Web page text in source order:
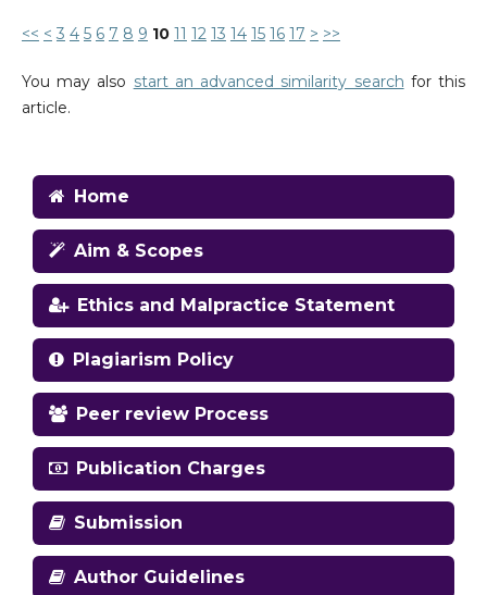
<< < 3 4 5 6 7 8 9 10 11 12 13 14 15 16 17 > >>
You may also start an advanced similarity search for this
article.
Home
Aim & Scopes
Ethics and Malpractice Statement
Plagiarism Policy
Peer review Process
Publication Charges
Submission
Author Guidelines